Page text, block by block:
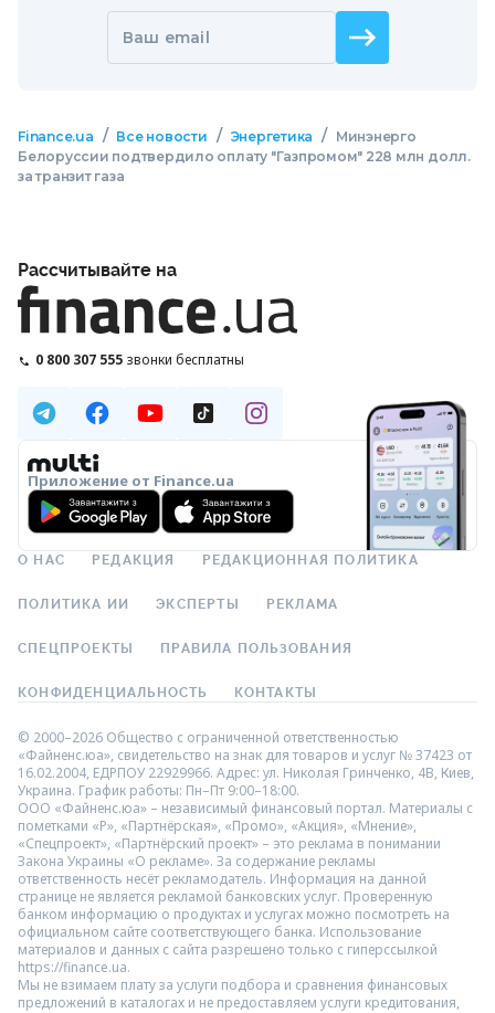
Ваш email
Finance.ua / Все новости / Энергетика /
Минэнерго
Белоруссии подтвердило оплату "Газпромом" 228 млн долл.
за транзит газа
Рассчитывайте на
0 800 307 555 звонки бесплатны
Приложение от Finance.ua
О НАС РЕДАКЦИЯ РЕДАКЦИОННАЯ ПОЛИТИКА
ПОЛИТИКА ИИ ЭКСПЕРТЫ РЕКЛАМА
СПЕЦПРОЕКТЫ ПРАВИЛА ПОЛЬЗОВАНИЯ
КОНФИДЕНЦИАЛЬНОСТЬ КОНТАКТЫ
© 2000–2026 Общество с ограниченной ответственностью
«Файненс.юа», свидетельство на знак для товаров и услуг № 37423 от
16.02.2004, ЕДРПОУ 22929966. Адрес: ул. Николая Гринченко, 4В, Киев,
Украина. График работы: Пн–Пт 9:00–18:00.
ООО «Файненс.юа» – независимый финансовый портал. Материалы с
пометками «Р», «Партнёрская», «Промо», «Акция», «Мнение»,
«Спецпроект», «Партнёрский проект» – это реклама в понимании
Закона Украины «О рекламе». За содержание рекламы
ответственность несёт рекламодатель. Информация на данной
странице не является рекламой банковских услуг. Проверенную
банком информацию о продуктах и услугах можно посмотреть на
официальном сайте соответствующего банка. Использование
материалов и данных с сайта разрешено только с гиперссылкой
https://finance.ua.
Мы не взимаем плату за услуги подбора и сравнения финансовых
предложений в каталогах и не предоставляем услуги кредитования,